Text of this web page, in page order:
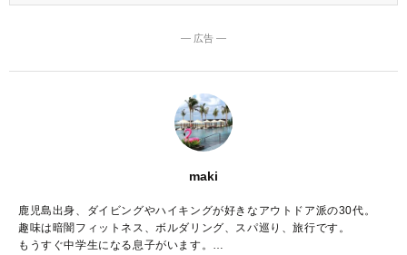
― 広告 ―
maki
鹿児島出身、ダイビングやハイキングが好きなアウトドア派の30代。
趣味は暗闇フィットネス、ボルダリング、スパ巡り、旅行です。
もうすぐ中学生になる息子がいます。